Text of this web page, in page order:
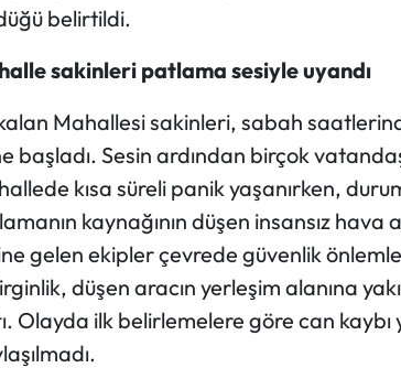
belirtildi.
sakinleri patlama sesiyle uyandı
Mahallesi sakinleri, sabah
başladı. Sesin ardından birçok
kısa süreli panik yaşanırken,
kaynağının düşen insansız
gelen ekipler çevrede güvenlik
düşen aracın yerleşim alanına
Olayda ilk belirlemelere göre can